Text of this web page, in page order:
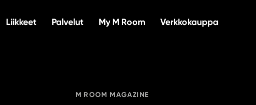
Liikkeet Palvelut My M Room Verkkokauppa
M ROOM MAGAZINE